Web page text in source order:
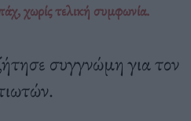
χωρίς τελική συμφωνία.
συγγνώμη για τον